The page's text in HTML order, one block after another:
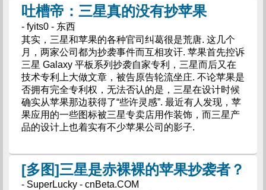
吐槽帝：三星真的没有抄苹果
- fyits0 - 东西
其实，三星和苹果的各种官司纠葛很是荒唐. 这几个
月，两家公司都为抄袭事件而互相攻讦. 苹果首先控诉
三星 Galaxy 平板系列抄袭自家专利，三星而后又在
技术专利上大做文章，被告原告轮流坐庄. 不论苹果是
否拥有完全专利权，无法否认的是，三星在设计时候
确实从苹果那边获得了“些许灵感”. 最近有人发现，苹
果应用的一些图标被三星专卖店用作装饰，而三星产
品的设计上也着实有不少苹果公司的影子.
[多图]三星是赤裸裸的苹果抄袭者？
- SuperLucky - cnBeta.COM